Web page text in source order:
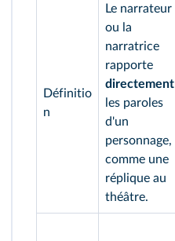
Définitio
n
Le narrateur
ou la
narratrice
rapporte
directement
les paroles
d'un
personnage,
comme une
réplique au
théâtre.